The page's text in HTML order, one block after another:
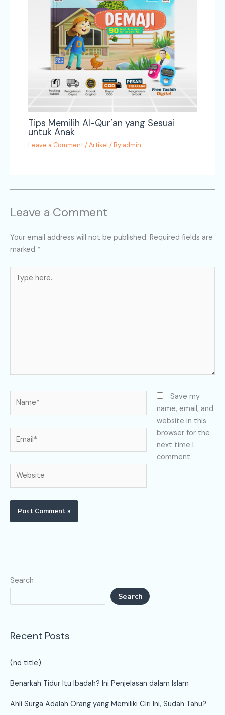
Tips Memilih Al-Qur’an yang Sesuai
untuk Anak
Leave a Comment /Artikel / By admin
Leave a Comment
Your email address will not be published. Required fields are
marked *
here..
Save my
name, email, and
website in this
browser for the
next time I
comment.
Search
Search
Recent Posts
(no title)
Benarkah Tidur Itu Ibadah? Ini Penjelasan dalam Islam
Ahli Surga Adalah Orang yang Memiliki Ciri Ini, Sudah Tahu?